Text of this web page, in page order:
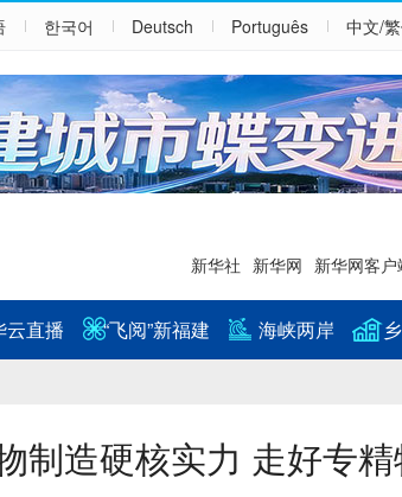
한국어 Deutsch Português 中文/
新华社 新华网 新华网客户
云直播 “飞阅”新福建 海峡两岸
制造硬核实力 走好专